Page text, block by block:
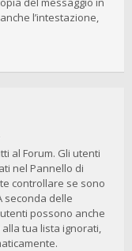
l’intestazione,
al Forum. Gli utenti
nel Pannello di
controllare se sono
seconda delle
possono anche
tua lista ignorati,